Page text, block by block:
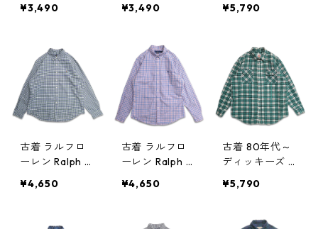
ンシャツ 長袖
408956n w60
401
¥3,490
ンシャツ 長袖
イント チェッ
ク 表記：M g
d408944n w6
0331
¥3,490
ウンシャツ 長
ック 表記：XL
gd408938n
w60330
¥5,790
古着 ラルフロ
ーレン Ralph L
ウンシャツ 長
¥4,650
古着 ラルフロ
ーレン Ralph L
ウンシャツ 長
ック 表記：XL
¥4,650
古着 80年代～
ディッキーズ D
ネルシャツ フ
シャツ チェッ
¥5,790